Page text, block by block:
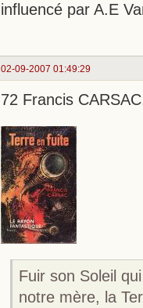
influencé par A.E
02-09-2007 01:49:29
72 Francis
Fuir son Soleil
notre mère, la